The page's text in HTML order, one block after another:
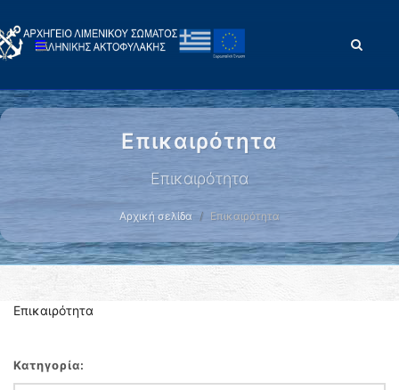
Επικαιρότητα
Επικαιρότητα
Αρχική σελίδα Επικαιρότητα
Επικαιρότητα
Κατηγορία: